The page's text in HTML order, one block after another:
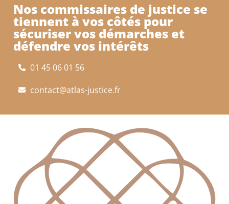
Nos commissaires de justice se
tiennent à vos côtés pour
sécuriser vos démarches et
défendre vos intérêts
01 45 06 01 56
contact@atlas-justice.fr